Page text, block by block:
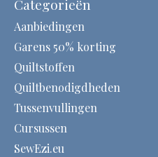
Categorieën
Aanbiedingen
Garens 50% korting
Quiltstoffen
Quiltbenodigdheden
Tussenvullingen
Cursussen
SewEzi.eu